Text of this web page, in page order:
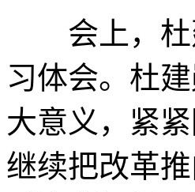
会上，杜
习体会。杜
大意义，紧
继续把改革